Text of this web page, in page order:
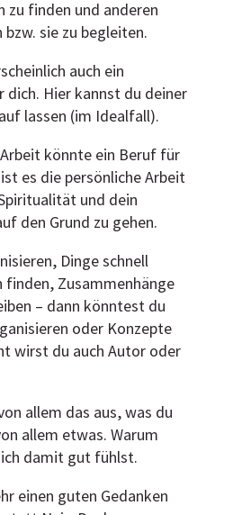
zu finden und anderen
bzw. sie zu begleiten.
auch ein
dich. Hier kannst du deiner
lassen (im Idealfall).
könnte ein Beruf für
es die persönliche Arbeit
und dein
den Grund zu gehen.
Dinge schnell
finden, Zusammenhänge
– dann könntest du
oder Konzepte
wirst du auch Autor oder
allem das aus, was du
allem etwas. Warum
damit gut fühlst.
einen guten Gedanken